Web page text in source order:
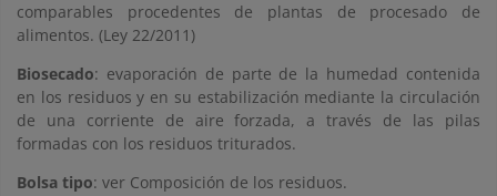
comparables procedentes de plantas de procesado de
alimentos. (Ley 22/2011)
Biosecado: evaporación de parte de la humedad contenida
en los residuos y en su estabilización mediante la circulación
de una corriente de aire forzada, a través de las pilas
formadas con los residuos triturados.
Bolsa tipo: ver Composición de los residuos.